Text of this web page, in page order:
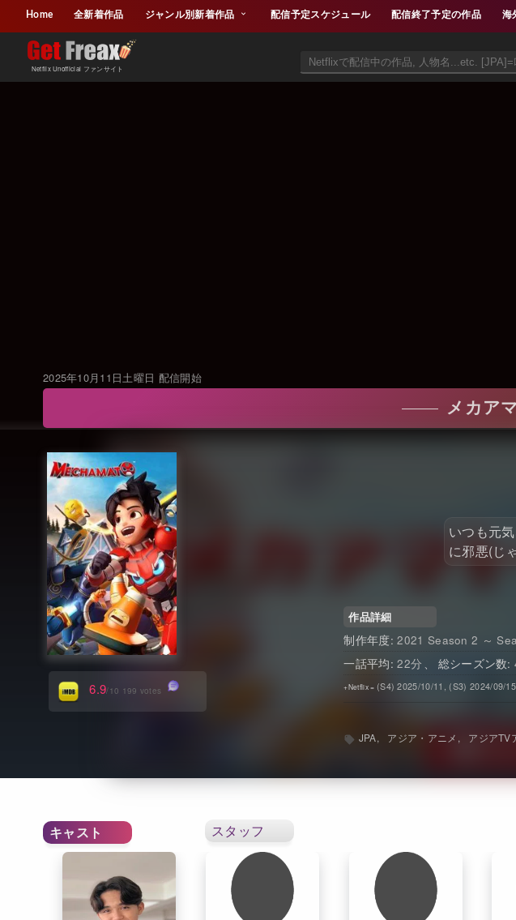
Home 全新着作品 ジャンル別新着作品 配信予定スケジュール 配信終了予定の作品 海
Netflix Unofficial ファンサイト
2025年10月11日土曜日 配信開始
メカア
いつも元
に邪悪(じ
作品詳細
2021 Season 2 ～
22
(S4) 2025/10/11, (S3) 2024/09/
6.9/10 199 votes
スタッフ
キャスト
JPA アジア・アニメ アジアTV